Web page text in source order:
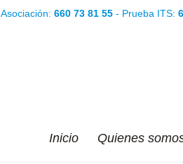
Asociación:660 73 81 55 - Prueba ITS:
Inicio Quienes